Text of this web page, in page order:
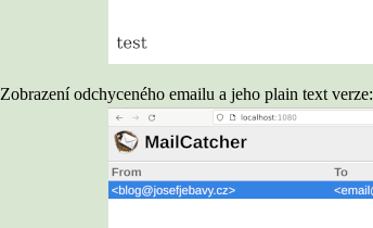
Zobrazení odchyceného emailu a jeho plain text verze: